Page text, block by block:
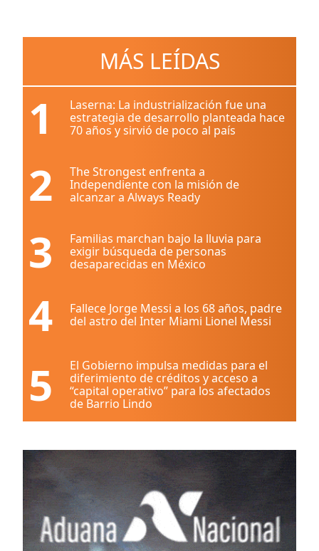
MÁS LEÍDAS
1
Laserna: La industrialización fue una
estrategia de desarrollo planteada hace
70 años y sirvió de poco al país
2
The Strongest enfrenta a
Independiente con la misión de
alcanzar a Always Ready
3
Familias marchan bajo la lluvia para
exigir búsqueda de personas
desaparecidas en México
4
Fallece Jorge Messi a los 68 años, padre
del astro del Inter Miami Lionel Messi
5
El Gobierno impulsa medidas para el
diferimiento de créditos y acceso a
“capital operativo” para los afectados
de Barrio Lindo